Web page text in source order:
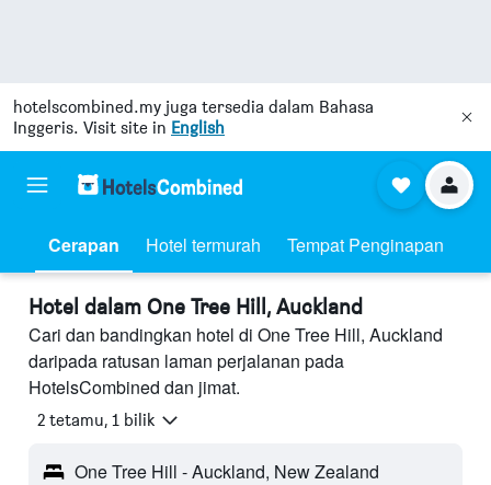
hotelscombined.my juga tersedia dalam Bahasa
Inggeris. Visit site in English
Cerapan Hotel termurah Tempat Penginapan
Hotel dalam One Tree Hill, Auckland
Cari dan bandingkan hotel di One Tree Hill, Auckland
daripada ratusan laman perjalanan pada
HotelsCombined dan jimat.
2 tetamu, 1 bilik
One Tree Hill - Auckland, New Zealand